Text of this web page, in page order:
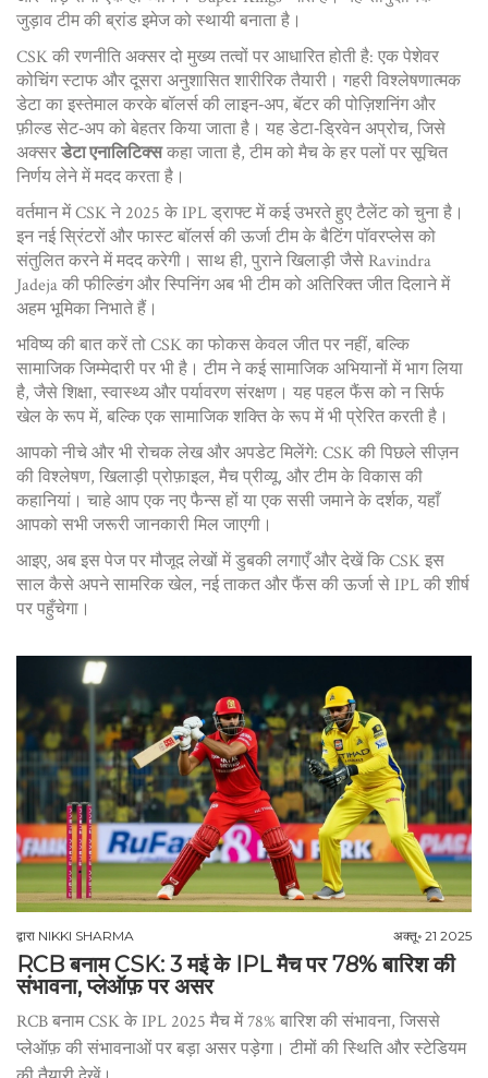
जुड़ाव टीम की ब्रांड इमेज को स्थायी बनाता है।
CSK की रणनीति अक्सर दो मुख्य तत्वों पर आधारित होती है: एक पेशेवर
कोचिंग स्टाफ और दूसरा अनुशासित शारीरिक तैयारी। गहरी विश्लेषणात्मक
डेटा का इस्तेमाल करके बॉलर्स की लाइन‑अप, बॅटर की पोज़िशनिंग और
फ़ील्ड सेट‑अप को बेहतर किया जाता है। यह डेटा‑ड्रिवेन अप्रोच, जिसे
अक्सरडेटा एनालिटिक्सकहा जाता है, टीम को मैच के हर पलों पर सूचित
निर्णय लेने में मदद करता है।
वर्तमान में CSK ने 2025 के IPL ड्राफ्ट में कई उभरते हुए टैलेंट को चुना है।
इन नई स्रिंटरों और फास्ट बॉलर्स की ऊर्जा टीम के बैटिंग पॉवरप्लेस को
संतुलित करने में मदद करेगी। साथ ही, पुराने खिलाड़ी जैसे Ravindra
Jadeja की फील्डिंग और स्पिनिंग अब भी टीम को अतिरिक्त जीत दिलाने में
अहम भूमिका निभाते हैं।
भविष्य की बात करें तो CSK का फोकस केवल जीत पर नहीं, बल्कि
सामाजिक जिम्मेदारी पर भी है। टीम ने कई सामाजिक अभियानों में भाग लिया
है, जैसे शिक्षा, स्वास्थ्य और पर्यावरण संरक्षण। यह पहल फैंस को न सिर्फ
खेल के रूप में, बल्कि एक सामाजिक शक्ति के रूप में भी प्रेरित करती है।
आपको नीचे और भी रोचक लेख और अपडेट मिलेंगे: CSK की पिछले सीज़न
की विश्लेषण, खिलाड़ी प्रोफ़ाइल, मैच प्रीव्यू, और टीम के विकास की
कहानियां। चाहे आप एक नए फैन्स हों या एक ससी जमाने के दर्शक, यहाँ
आपको सभी जरूरी जानकारी मिल जाएगी।
आइए, अब इस पेज पर मौजूद लेखों में डुबकी लगाएँ और देखें कि CSK इस
साल कैसे अपने सामरिक खेल, नई ताकत और फैंस की ऊर्जा से IPL की शीर्ष
पर पहुँचेगा।
द्वारा NIKKI SHARMA अक्तू॰ 21 2025
RCB बनाम CSK: 3 मई के IPL मैच पर 78% बारिश की
संभावना, प्लेऑफ़ पर असर
RCB बनाम CSK के IPL 2025 मैच में 78% बारिश की संभावना, जिससे
प्लेऑफ़ की संभावनाओं पर बड़ा असर पड़ेगा। टीमों की स्थिति और स्टेडियम